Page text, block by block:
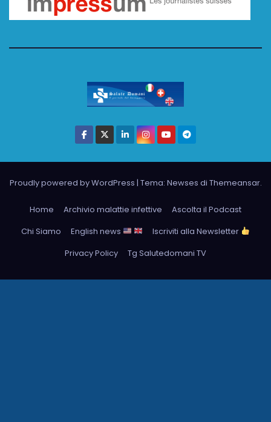
Proudly powered by WordPress | Tema: Newses di Themeansar.
Home Archivio malattie infettive
Ascolta il Podcast
Chi Siamo
English news
Iscriviti alla Newsletter
Privacy Policy
Tg Salutedomani TV